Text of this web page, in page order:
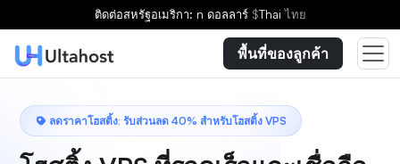
ติดต่อสหรัฐอเมริกา: n ดอลลาร์ $Thaiไทย
พื้นที่ของลูกค้า
ลดราคาโฮสติ้ง: รับส่วนลด 40% สำหรับโฮสติ้ง VPS